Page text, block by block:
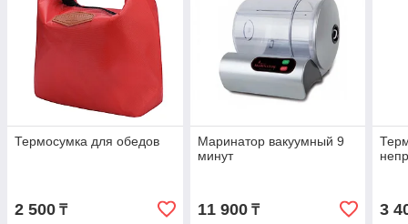
Термосумка для обедов
2 500 ₸
Маринатор вакуумный 9
минут
11 900₸ 3